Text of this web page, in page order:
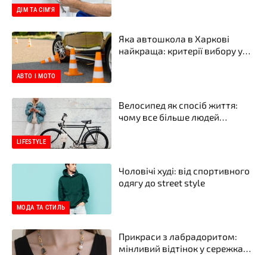
ДІМ ТА СІМ'Я
АВТО І МОТО
Яка автошкола в Харкові
найкраща: критерії вибору у
LIFESTYLE
Велосипед як спосіб життя:
чому все більше людей
МОДА ТА СТИЛЬ
Чоловічі худі: від спортивного
одягу до street style
Прикраси з лабрадоритом:
мінливий відтінок у сережках і